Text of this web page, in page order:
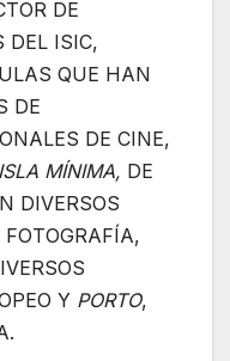
DE
DEL ISIC,
QUE HAN
DE
DE CINE,
ISLA MÍNIMA, DE
DIVERSOS
Y PORTO,